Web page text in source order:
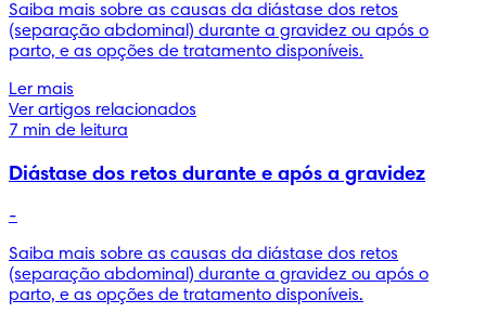
Saiba mais sobre as causas da diástase dos retos
(separação abdominal) durante a gravidez ou após o
parto, e as opções de tratamento disponíveis.
Ler mais
Ver artigos relacionados
7 min de leitura
Diástase dos retos durante e após a gravidez
-
Saiba mais sobre as causas da diástase dos retos
(separação abdominal) durante a gravidez ou após o
parto, e as opções de tratamento disponíveis.